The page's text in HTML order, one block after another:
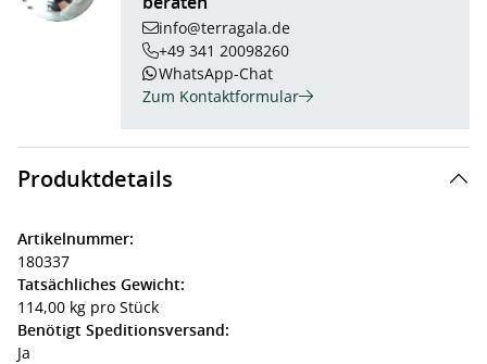
info@terragala.de
+49 341 20098260
WhatsApp-Chat
Zum Kontaktformular
Produktdetails
Artikelnummer:
180337
Tatsächliches Gewicht:
114,00 kg pro Stück
Benötigt Speditionsversand:
Ja